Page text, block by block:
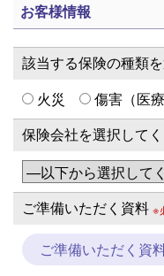
お客様情報
該当する保険の種類
火災 傷害（医療
保険会社を選択して
ご準備いただく資料 ※
ご準備いただく資